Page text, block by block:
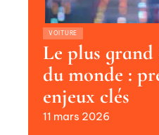
VOITURE
Le plus
du monde :
enjeux clés
11 mars 2026